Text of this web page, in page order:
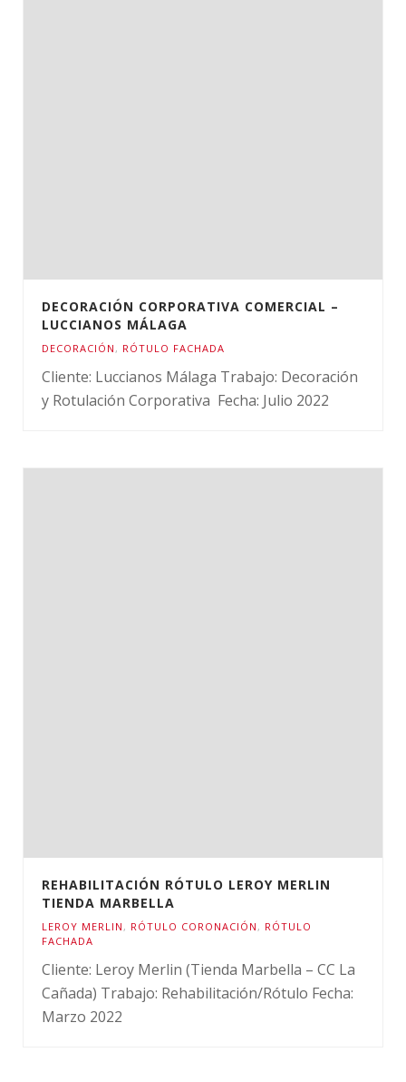
DECORACIÓN CORPORATIVA COMERCIAL –
LUCCIANOS MÁLAGA
DECORACIÓN , RÓTULO FACHADA
Cliente: Luccianos Málaga Trabajo: Decoración
y Rotulación Corporativa Fecha: Julio 2022
REHABILITACIÓN RÓTULO LEROY MERLIN
TIENDA MARBELLA
LEROY MERLIN , RÓTULO CORONACIÓN , RÓTULO
FACHADA
Cliente: Leroy Merlin (Tienda Marbella – CC La
Cañada) Trabajo: Rehabilitación/Rótulo Fecha:
Marzo 2022